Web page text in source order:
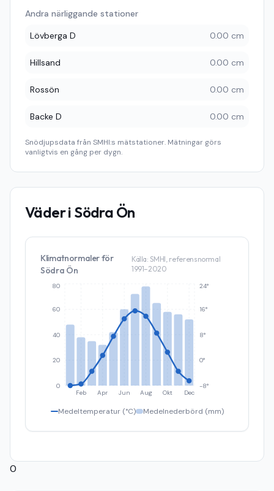
Andra närliggande stationer
Lövberga D
0.00 cm
Hillsand 0.00 cm
Rossön 0.00 cm
Backe D 0.00 cm
Snödjupsdata från SMHI:s mätstationer. Mätningar görs
vanligtvis en gång per dygn.
Väder i Södra Ön
Klimatnormaler för
Södra Ön
Källa: SMHI, referensnormal
1991–2020
Feb Apr Jun Aug Okt Dec
0
20
40
60
80
-8°
0°
8°
16°
24°
Medeltemperatur (°C) Medelnederbörd (mm)
0